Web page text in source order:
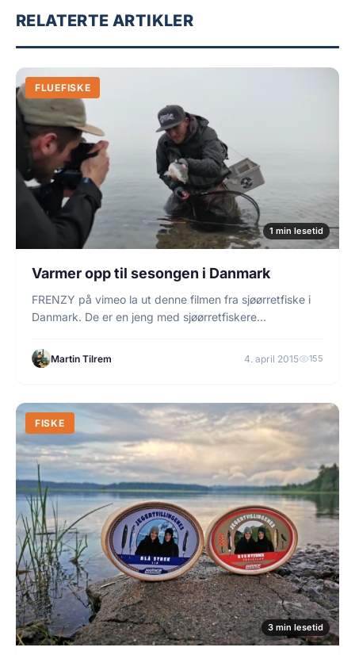
RELATERTE ARTIKLER
FLUEFISKE
1 min lesetid
Varmer opp til sesongen i Danmark
FRENZY på vimeo la ut denne filmen fra sjøørretfiske i
Danmark. De er en jeng med sjøørretfiskere…
Martin Tilrem 4. april 2015 155
FISKE
3 min lesetid